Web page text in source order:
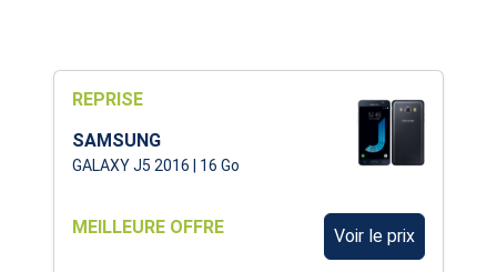
REPRISE
SAMSUNG
GALAXY J5 2016 | 16 Go
MEILLEURE OFFRE Voir le prix